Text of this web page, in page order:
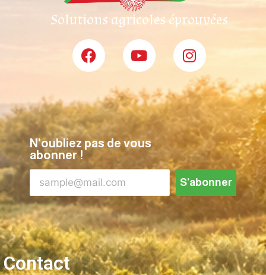
Solutions agricoles éprouvées
N’oubliez pas de vous
abonner !
S’abonner
Contact